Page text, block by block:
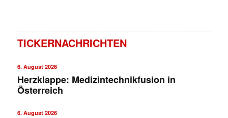
TICKERNACHRICHTEN
6. August 2026
Herzklappe: Medizintechnikfusion in
Österreich
6. August 2026